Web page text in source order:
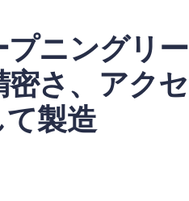
ニングリ
さ、アクセ
製造